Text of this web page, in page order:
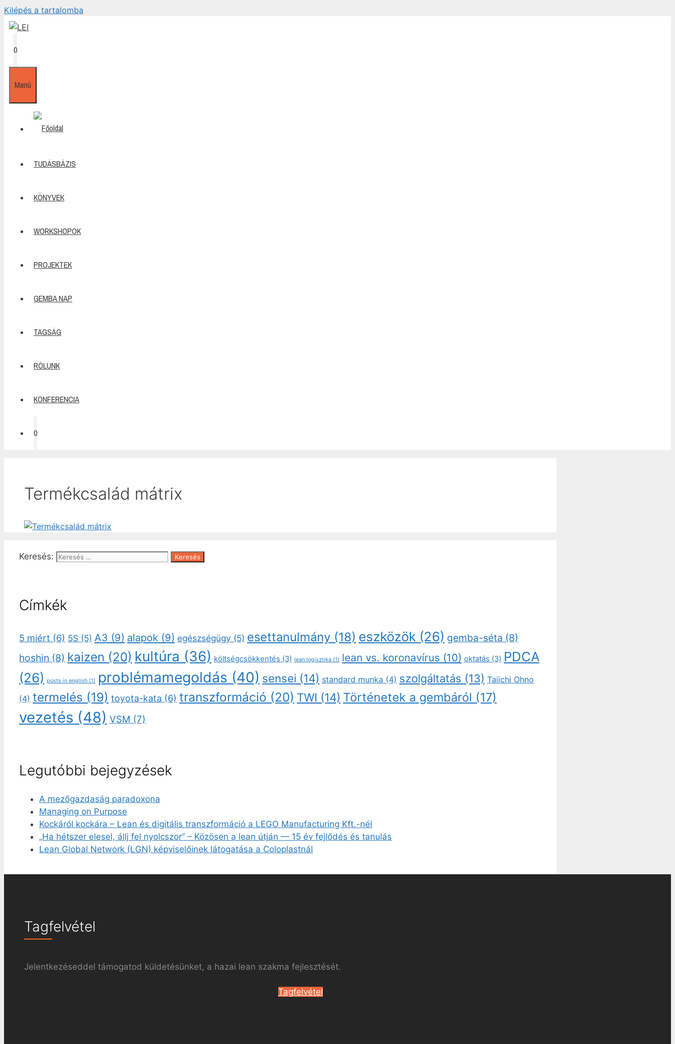
Kilépés a tartalomba
0
Menü
TUDÁSBÁZIS
KÖNYVEK
WORKSHOPOK
PROJEKTEK
GEMBA NAP
TAGSÁG
RÓLUNK
KONFERENCIA
0
Termékcsalád mátrix
Keresés:
Címkék
5 miért (6) 5S (5) A3 (9) alapok (9) egészségügy (5) esettanulmány (18) eszközök (26) gemba-séta (8)
hoshin (8) kaizen (20) kultúra (36) költségcsökkentés (3) lean logisztika (1) lean vs. koronavírus (10) oktatás (3) PDCA
(26) posts in english (1) problémamegoldás (40) sensei (14) standard munka (4) szolgáltatás (13) Taiichi Ohno
(4) termelés (19) toyota-kata (6) transzformáció (20) TWI (14) Történetek a gembáról (17)
vezetés (48) VSM (7)
Legutóbbi bejegyzések
A mezőgazdaság paradoxona
Managing on Purpose
Kockáról kockára – Lean és digitális transzformáció a LEGO Manufacturing Kft.-nél
„Ha hétszer elesel, állj fel nyolcszor” – Közösen a lean útján — 15 év fejlődés és tanulás
Lean Global Network (LGN) képviselőinek látogatása a Coloplastnál
Tagfelvétel
Jelentkezéseddel támogatod küldetésünket, a hazai lean szakma fejlesztését.
Tagfelvétel